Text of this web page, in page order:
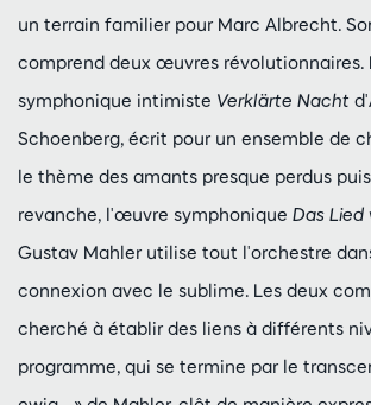
un terrain familier pour Marc Albrecht.
comprend deux œuvres révolutionnaires.
symphonique intimiste Verklärte Nacht
Schoenberg, écrit pour un ensemble de
le thème des amants presque perdus
revanche, l'œuvre symphonique Das Lied
Gustav Mahler utilise tout l'orchestre
connexion avec le sublime. Les deux
cherché à établir des liens à différents
programme, qui se termine par le